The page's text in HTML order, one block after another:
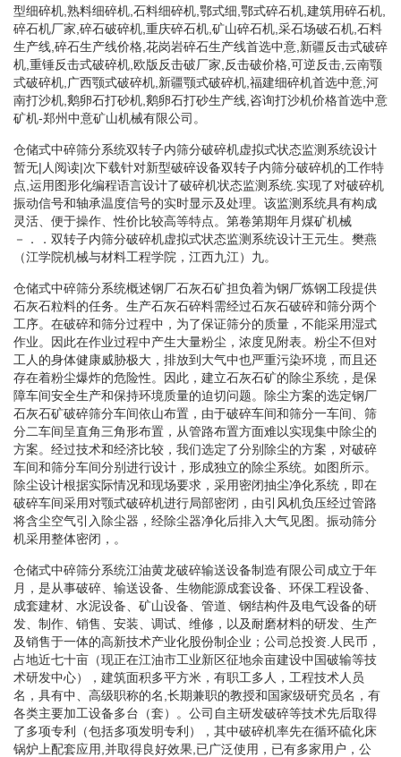
型细碎机,熟料细碎机,石料细碎机,鄂式细,鄂式碎石机,建筑用碎石机,
碎石机厂家,碎石破碎机,重庆碎石机,矿山碎石机,采石场破石机,石料
生产线,碎石生产线价格,花岗岩碎石生产线首选中意,新疆反击式破碎
机,重锤反击式破碎机,欧版反击破厂家,反击破价格,可逆反击,云南颚
式破碎机,广西颚式破碎机,新疆颚式破碎机,福建细碎机首选中意,河
南打沙机,鹅卵石打砂机,鹅卵石打砂生产线,咨询打沙机价格首选中意
矿机-郑州中意矿山机械有限公司。
仓储式中碎筛分系统双转子内筛分破碎机虚拟式状态监测系统设计
暂无|人阅读|次下载针对新型破碎设备双转子内筛分破碎机的工作特
点,运用图形化编程语言设计了破碎机状态监测系统.实现了对破碎机
振动信号和轴承温度信号的实时显示及处理。该监测系统具有构成
灵活、便于操作、性价比较高等特点。第卷第期年月煤矿机械
－．．双转子内筛分破碎机虚拟式状态监测系统设计王元生。樊燕
（江学院机械与材料工程学院，江西九江）九。
仓储式中碎筛分系统概述钢厂石灰石矿担负着为钢厂炼钢工段提供
石灰石粒料的任务。生产石灰石碎料需经过石灰石破碎和筛分两个
工序。在破碎和筛分过程中，为了保证筛分的质量，不能采用湿式
作业。因此在作业过程中产生大量粉尘，浓度见附表。粉尘不但对
工人的身体健康威胁极大，排放到大气中也严重污染环境，而且还
存在着粉尘爆炸的危险性。因此，建立石灰石矿的除尘系统，是保
障车间安全生产和保持环境质量的迫切问题。除尘方案的选定钢厂
石灰石矿破碎筛分车间依山布置，由于破碎车间和筛分一车间、筛
分二车间呈直角三角形布置，从管路布置方面难以实现集中除尘的
方案。经过技术和经济比较，我们选定了分别除尘的方案，对破碎
车间和筛分车间分别进行设计，形成独立的除尘系统。如图所示。
除尘设计根据实际情况和现场要求，采用密闭抽尘净化系统，即在
破碎车间采用对颚式破碎机进行局部密闭，由引风机负压经过管路
将含尘空气引入除尘器，经除尘器净化后排入大气见图。振动筛分
机采用整体密闭，。
仓储式中碎筛分系统江油黄龙破碎输送设备制造有限公司成立于年
月，是从事破碎、输送设备、生物能源成套设备、环保工程设备、
成套建材、水泥设备、矿山设备、管道、钢结构件及电气设备的研
发、制作、销售、安装、调试、维修，以及耐磨材料的研发、生产
及销售于一体的高新技术产业化股份制企业；公司总投资.人民币，
占地近七十亩（现正在江油市工业新区征地余亩建设中国破输等技
术研发中心），建筑面积多平方米，有职工多人，工程技术人员
名，具有中、高级职称的名,长期兼职的教授和国家级研究员名，有
各类主要加工设备多台（套）。公司自主研发破碎等技术先后取得
了多项专利（包括多项发明专利），其中破碎机率先在循环硫化床
锅炉上配套应用,并取得良好效果,已广泛使用，已有多家用户，公